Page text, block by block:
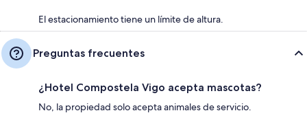
El estacionamiento tiene un límite de altura.
Preguntas frecuentes
¿Hotel Compostela Vigo acepta mascotas?
No, la propiedad solo acepta animales de servicio.